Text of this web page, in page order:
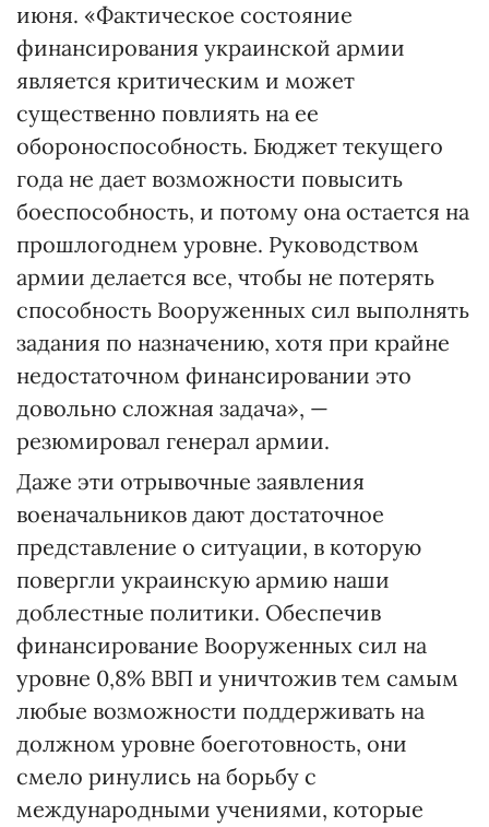
июня. «Фактическое состояние
финансирования украинской армии
является критическим и может
существенно повлиять на ее
обороноспособность. Бюджет текущего
года не дает возможности повысить
боеспособность, и потому она остается на
прошлогоднем уровне. Руководством
армии делается все, чтобы не потерять
способность Вооруженных сил выполнять
задания по назначению, хотя при крайне
недостаточном финансировании это
довольно сложная задача», —
резюмировал генерал армии.
Даже эти отрывочные заявления
военачальников дают достаточное
представление о ситуации, в которую
повергли украинскую армию наши
доблестные политики. Обеспечив
финансирование Вооруженных сил на
уровне 0,8% ВВП и уничтожив тем самым
любые возможности поддерживать на
должном уровне боеготовность, они
смело ринулись на борьбу с
международными учениями, которые